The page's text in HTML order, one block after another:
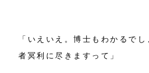
「いえいえ。博士もわかるで
者冥利に尽きますって」